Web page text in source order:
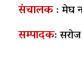
संचालक: मेघ
सम्पादक: